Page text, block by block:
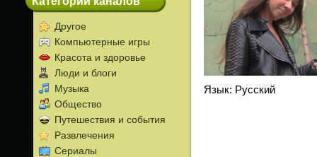
Другое
Компьютерные игры
Красота и здоровье
Люди и блоги
Музыка
Общество
Путешествия и события
Развлечения
Сериалы
Язык: Русский